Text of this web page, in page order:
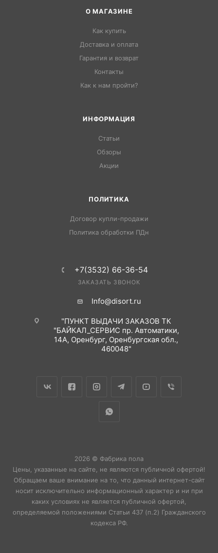
О МАГАЗИНЕ
Как купить
Доставка и оплата
Гарантия и возврат
Контакты
Как к нам пройти?
ИНФОРМАЦИЯ
Статьи
Обзоры
Акции
ПОЛИТИКА
Договор купли-продажи
Политика обработки ПДн
+7(3532) 66-36-54
ЗАКАЗАТЬ ЗВОНОК
Info@disort.ru
"ПУНКТ ВЫДАЧИ ЗАКАЗОВ ТК
"БАЙКАЛ_СЕРВИС пр. Автоматики,
14А, Оренбург, Оренбургская обл.,
460048"
2026 © Фабрика пола
Цены, указанные на сайте, не являются публичной офертой!
Обращаем ваше внимание на то, что данный интернет-сайт
носит исключительно информационный характер и ни при
каких условиях не является публичной офертой,
определяемой положениями Статьи 437 (п.2) Гражданского
кодекса РФ.